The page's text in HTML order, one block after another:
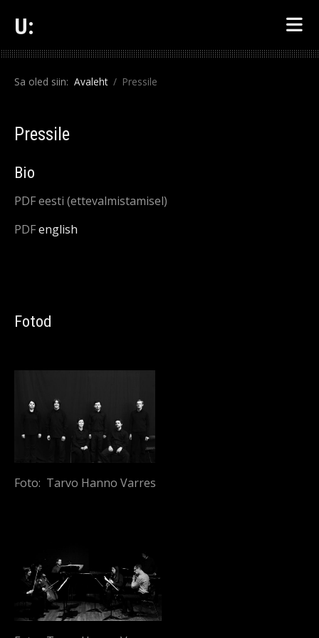
U:
Sa oled siin: Avaleht Pressile
Pressile
Bio
PDF eesti (ettevalmistamisel)
PDFenglish
Fotod
Foto: Tarvo Hanno Varres